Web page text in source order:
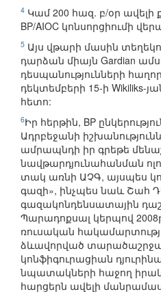
4 Կամ 200 հազ. բ/օր ավելի
BP/AIOC կոնսորցիումի
5 Այս վթարի մասին
դարձան միայն Gardian
դեսպանությունների
դեկտեմբերի 15-ի Wikiliks-
հետո:
6Իր հերթին, BP
Ադրբեջանի
ամրապնդի իր գրեթե
նավթարդյունահանման
տակ առնի ԱՉԳ, այսպես
գազի», ինչպես նաև Շահ
գազակոնդենսատային
Պարադոքսալ կերպով
ռուսական
ձևավորված
կոնֆիգուրացիան
նպատակների հաջող
հարցերն ավելի